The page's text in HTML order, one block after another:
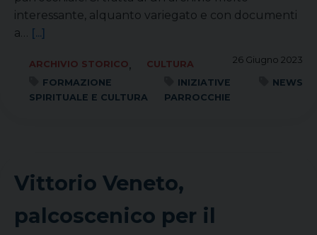
interessante, alquanto variegato e con documenti
a… [...]
26 Giugno 2023
ARCHIVIO STORICO,
CULTURA
FORMAZIONE
SPIRITUALE E CULTURA
INIZIATIVE
PARROCCHIE
NEWS
Vittorio Veneto,
palcoscenico per il